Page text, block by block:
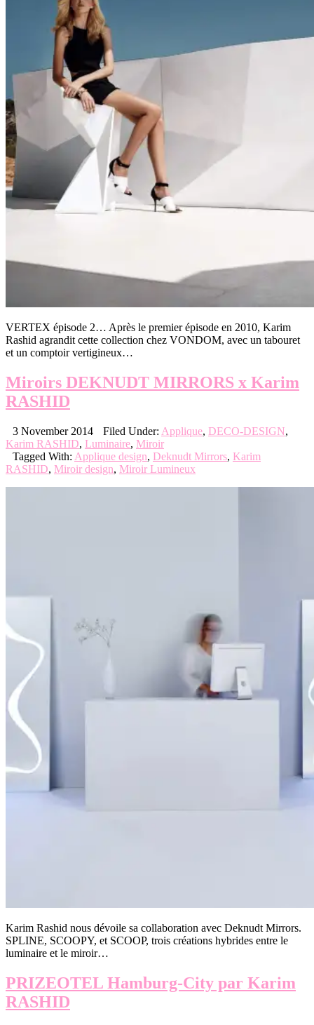
VERTEX épisode 2… Après le premier épisode en 2010, Karim
Rashid agrandit cette collection chez VONDOM, avec un tabouret
et un comptoir vertigineux…
Miroirs DEKNUDT MIRRORS x Karim
RASHID
3 November 2014 Filed Under: Applique, DECO-DESIGN,
Karim RASHID, Luminaire, Miroir
Tagged With: Applique design, Deknudt Mirrors, Karim
RASHID, Miroir design, Miroir Lumineux
Karim Rashid nous dévoile sa collaboration avec Deknudt Mirrors.
SPLINE, SCOOPY, et SCOOP, trois créations hybrides entre le
luminaire et le miroir…
PRIZEOTEL Hamburg-City par Karim
RASHID